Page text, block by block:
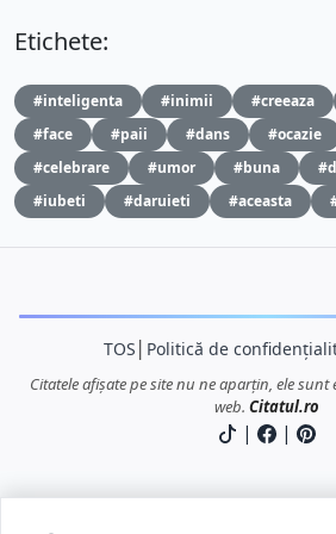
Etichete:
#inteligenta #inimii #creeaza
#face
#paii #dans #ocazie
#celebrare
#umor #buna
#iubeti
#daruieti #aceasta
TOS Politică de
Citatele afișate pe site nu ne aparțin, ele
web. Citatul.ro
| |